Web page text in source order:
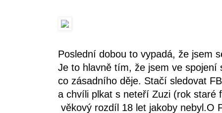
Poslední dobou to vypadá, že jsem
Je to hlavně tím, že jsem ve
co zásadního děje. Stačí sledovat
a chvíli plkat s neteří Zuzi (rok staré
věkový rozdíl 18 let jakoby nebyl.O